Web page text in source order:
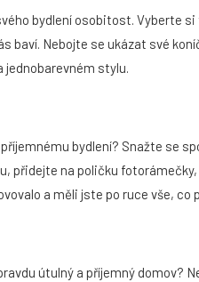
bydlení osobitost. Vyberte
baví. Nebojte se ukázat své
jednobarevném stylu.
bydlení? Snažte se
přidejte na poličku
a měli jste po ruce vše, co
útulný a příjemný domov?